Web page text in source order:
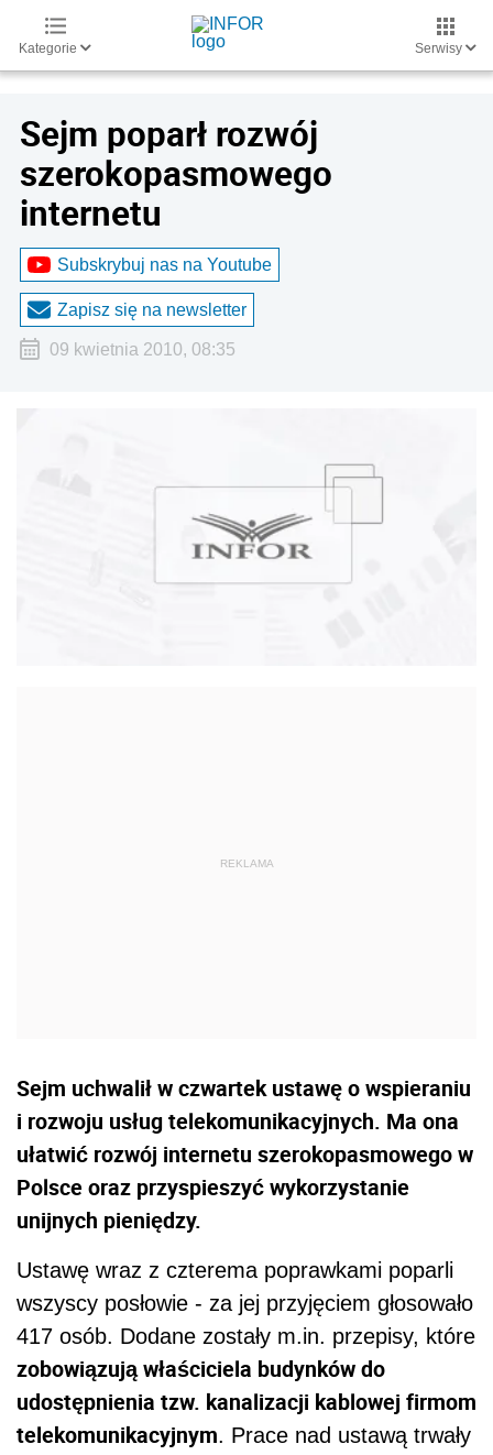
Kategorie Serwisy
Sejm poparł rozwój
szerokopasmowego
internetu
Subskrybuj nas na Youtube
Zapisz się na newsletter
09 kwietnia 2010, 08:35
Sejm uchwalił w czwartek ustawę o wspieraniu
i rozwoju usług telekomunikacyjnych. Ma ona
ułatwić rozwój internetu szerokopasmowego w
Polsce oraz przyspieszyć wykorzystanie
unijnych pieniędzy.
Ustawę wraz z czterema poprawkami poparli
wszyscy posłowie - za jej przyjęciem głosowało
417 osób. Dodane zostały m.in. przepisy, które
zobowiązują właściciela budynków do
udostępnienia tzw. kanalizacji kablowej firmom
telekomunikacyjnym. Prace nad ustawą trwały